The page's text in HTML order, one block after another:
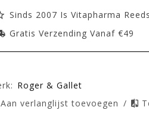
Sinds 2007 Is Vitapharma
Gratis Verzending Vanaf €49
Roger & Gallet
Aan verlanglijst toevoegen /